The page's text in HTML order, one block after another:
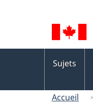
de
la
langue
des
Sujets
Accueil